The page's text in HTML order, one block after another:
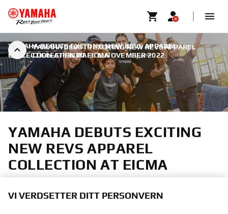
YAMAHA DEBUTS EXCITING NEW REVS APPAREL
COLLECTION AT EICMA
YAMAHA DEBUTS EXCITING NEW REVS APPAREL
COLLECTION AT EICMA | 6. NOVEMBER 2022
YAMAHA DEBUTS EXCITING
NEW REVS APPAREL
COLLECTION AT EICMA
VI VERDSETTER DITT PERSONVERN